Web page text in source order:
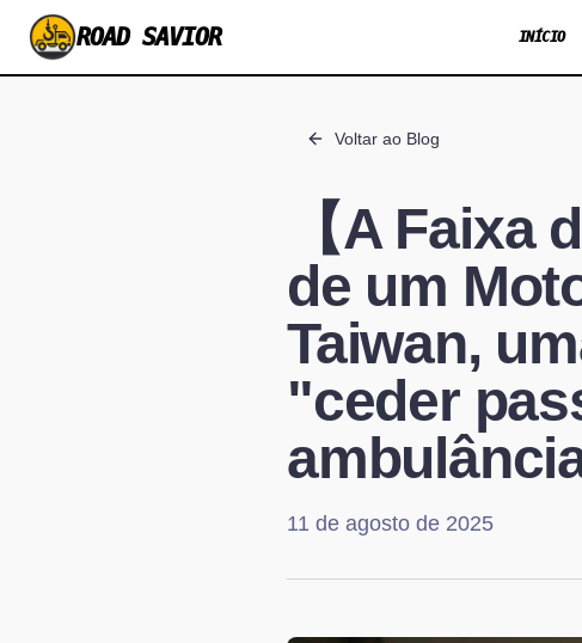
ROAD SAVIOR INÍCIO
Voltar ao Blog
【A Faixa
de um
Taiwan,
"ceder
11 de agosto de 2025